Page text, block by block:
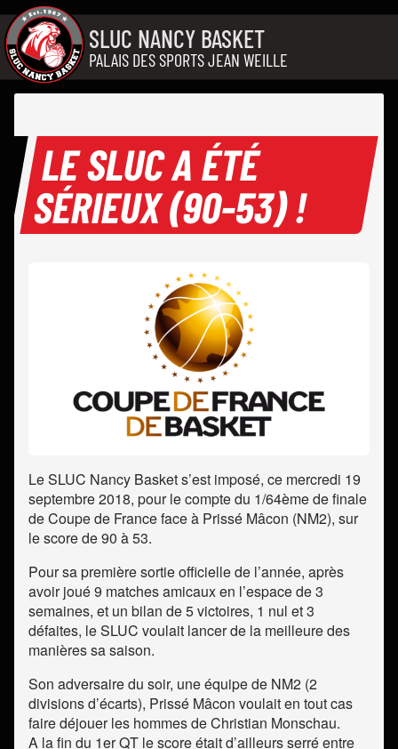
Aller au contenu
SLUC NANCY BASKET
PALAIS DES SPORTS JEAN WEILLE
LE SLUC A ÉTÉ
SÉRIEUX (90-53) !
Le SLUC Nancy Basket s’est imposé, ce mercredi 19
septembre 2018, pour le compte du 1/64ème de finale
de Coupe de France face à Prissé Mâcon (NM2), sur
le score de 90 à 53.
Pour sa première sortie officielle de l’année, après
avoir joué 9 matches amicaux en l’espace de 3
semaines, et un bilan de 5 victoires, 1 nul et 3
défaites, le SLUC voulait lancer de la meilleure des
manières sa saison.
Son adversaire du soir, une équipe de NM2 (2
divisions d’écarts), Prissé Mâcon voulait en tout cas
faire déjouer les hommes de Christian Monschau.
A la fin du 1er QT le score était d’ailleurs serré entre